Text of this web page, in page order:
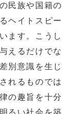
民族や国籍の
ヘイトスピー
ます。こうし
えるだけでな
別意識を生じ
れるものでは
の趣旨を十分
るい社会を築